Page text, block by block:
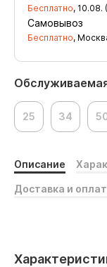
25 34
Бесплатно, 10.08.
Самовывоз
Бесплатно,
Описание
Доставка и